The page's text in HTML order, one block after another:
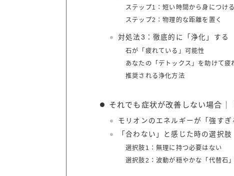
ステップ1：短い時間から身につける
ステップ2：物理的な距離を置く
対処法3：徹底的に「浄化」する
石が「疲れている」可能性
あなたの「デトックス」を助けて疲
推奨される浄化方法
それでも症状が改善しない場合｜
モリオンのエネルギーが「強すぎ
「合わない」と感じた時の選択肢
選択肢1：無理に持つ必要はない
選択肢2：波動が穏やかな「代替石